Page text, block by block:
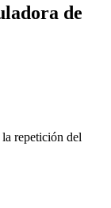
de
repetición del